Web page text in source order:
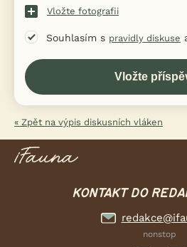
Vložte fotografii
Souhlasím s pravidly diskuse
« Zpět na výpis diskusních vláken
KONTAKT DO
nonstop